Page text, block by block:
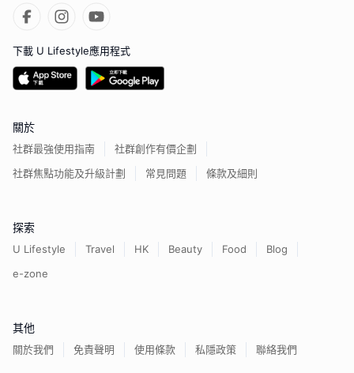
下載 U Lifestyle應用程式
關於
社群最強使用指南
社群創作有價企劃
社群焦點功能及升級計劃
常見問題 條款及細則
探索
U Lifestyle Travel HK Beauty Food
Blog
e-zone
其他
關於我們 免責聲明 使用條款 私隱政策 聯絡我們